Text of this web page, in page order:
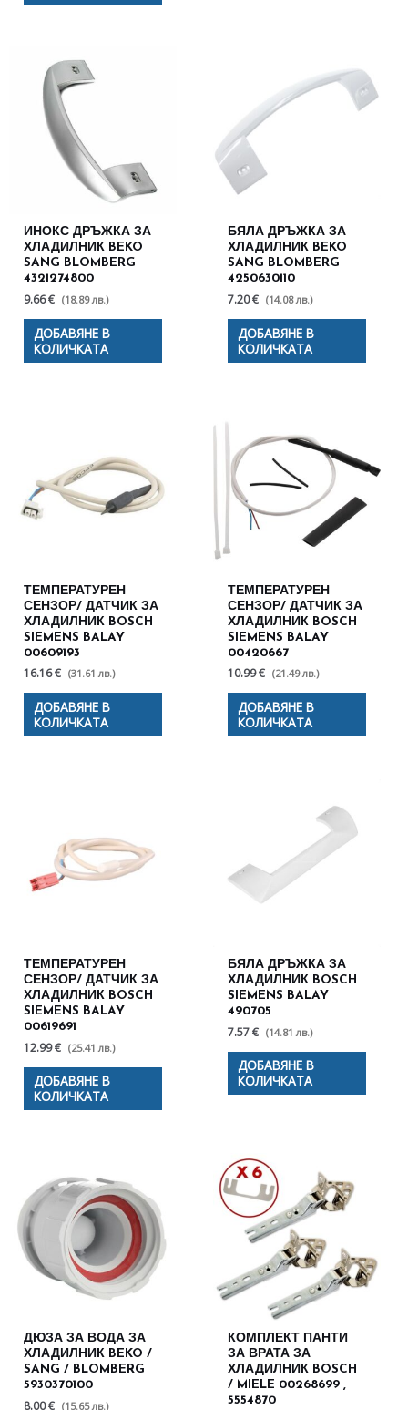
ИНОКС ДРЪЖКА ЗА
ХЛАДИЛНИК BEKO
SANG BLOMBERG
4321274800
9.66 € (18.89 лв.)
ДОБАВЯНЕ В
КОЛИЧКАТА
БЯЛА ДРЪЖКА ЗА
ХЛАДИЛНИК BEKO
SANG BLOMBERG
4250630110
7.20 € (14.08 лв.)
ДОБАВЯНЕ В
КОЛИЧКАТА
ТЕМПЕРАТУРЕН
СЕНЗОР/ ДАТЧИК ЗА
ХЛАДИЛНИК BOSCH
SIEMENS BALAY
00609193
16.16 € (31.61 лв.)
ДОБАВЯНЕ В
КОЛИЧКАТА
ТЕМПЕРАТУРЕН
СЕНЗОР/ ДАТЧИК ЗА
ХЛАДИЛНИК BOSCH
SIEMENS BALAY
00420667
10.99 € (21.49 лв.)
ДОБАВЯНЕ В
КОЛИЧКАТА
ТЕМПЕРАТУРЕН
СЕНЗОР/ ДАТЧИК ЗА
ХЛАДИЛНИК BOSCH
SIEMENS BALAY
00619691
12.99 € (25.41 лв.)
ДОБАВЯНЕ В
КОЛИЧКАТА
БЯЛА ДРЪЖКА ЗА
ХЛАДИЛНИК BOSCH
SIEMENS BALAY
490705
7.57 € (14.81 лв.)
ДОБАВЯНЕ В
КОЛИЧКАТА
ДЮЗА ЗА ВОДА ЗА
ХЛАДИЛНИК BEKO /
SANG / BLOMBERG
5930370100
8.00 € (15.65 лв.)
КОМПЛЕКТ ПАНТИ
ЗА ВРАТА ЗА
ХЛАДИЛНИК BOSCH
/ MIELE 00268699 ,
5554870